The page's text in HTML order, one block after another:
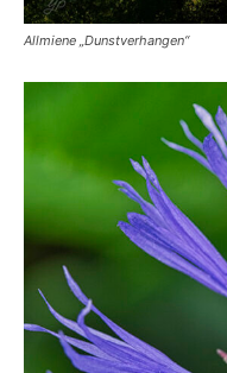
Allmiene „Dunstverhangen“